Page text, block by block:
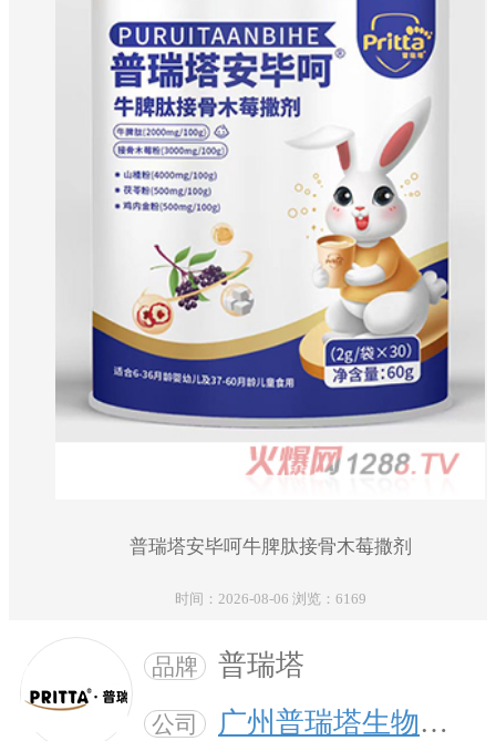
普瑞塔安毕呵牛脾肽接骨木莓撒剂
时间：2026-08-06 浏览：6169
品牌 普瑞塔
公司 广州普瑞塔生物科技有限公司